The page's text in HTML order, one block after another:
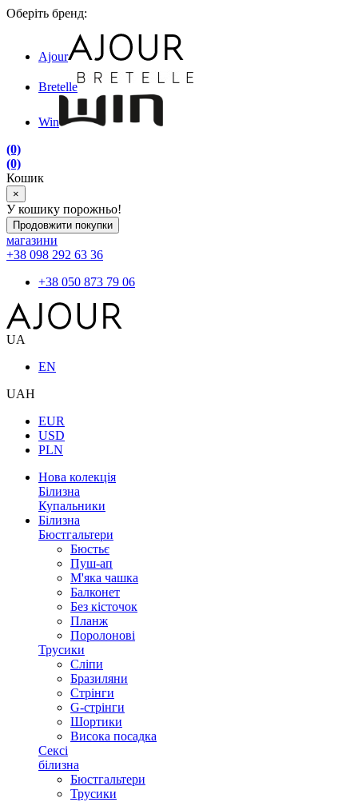
Оберіть бренд:
Ajour
Bretelle
Win
(0)
(0)
Кошик
×
У кошику порожньо!
Продовжити покупки
магазини
+38 098 292 63 36
+38 050 873 79 06
UA
EN
UAH
EUR
USD
PLN
Нова колекція
Білизна
Купальники
Білизна
Бюстгальтери
Бюстьє
Пуш-ап
М'яка чашка
Балконет
Без кісточок
Планж
Поролонові
Трусики
Сліпи
Бразиляни
Стрінги
G-стрінги
Шортики
Висока посадка
Сексі
білизна
Бюстгальтери
Трусики